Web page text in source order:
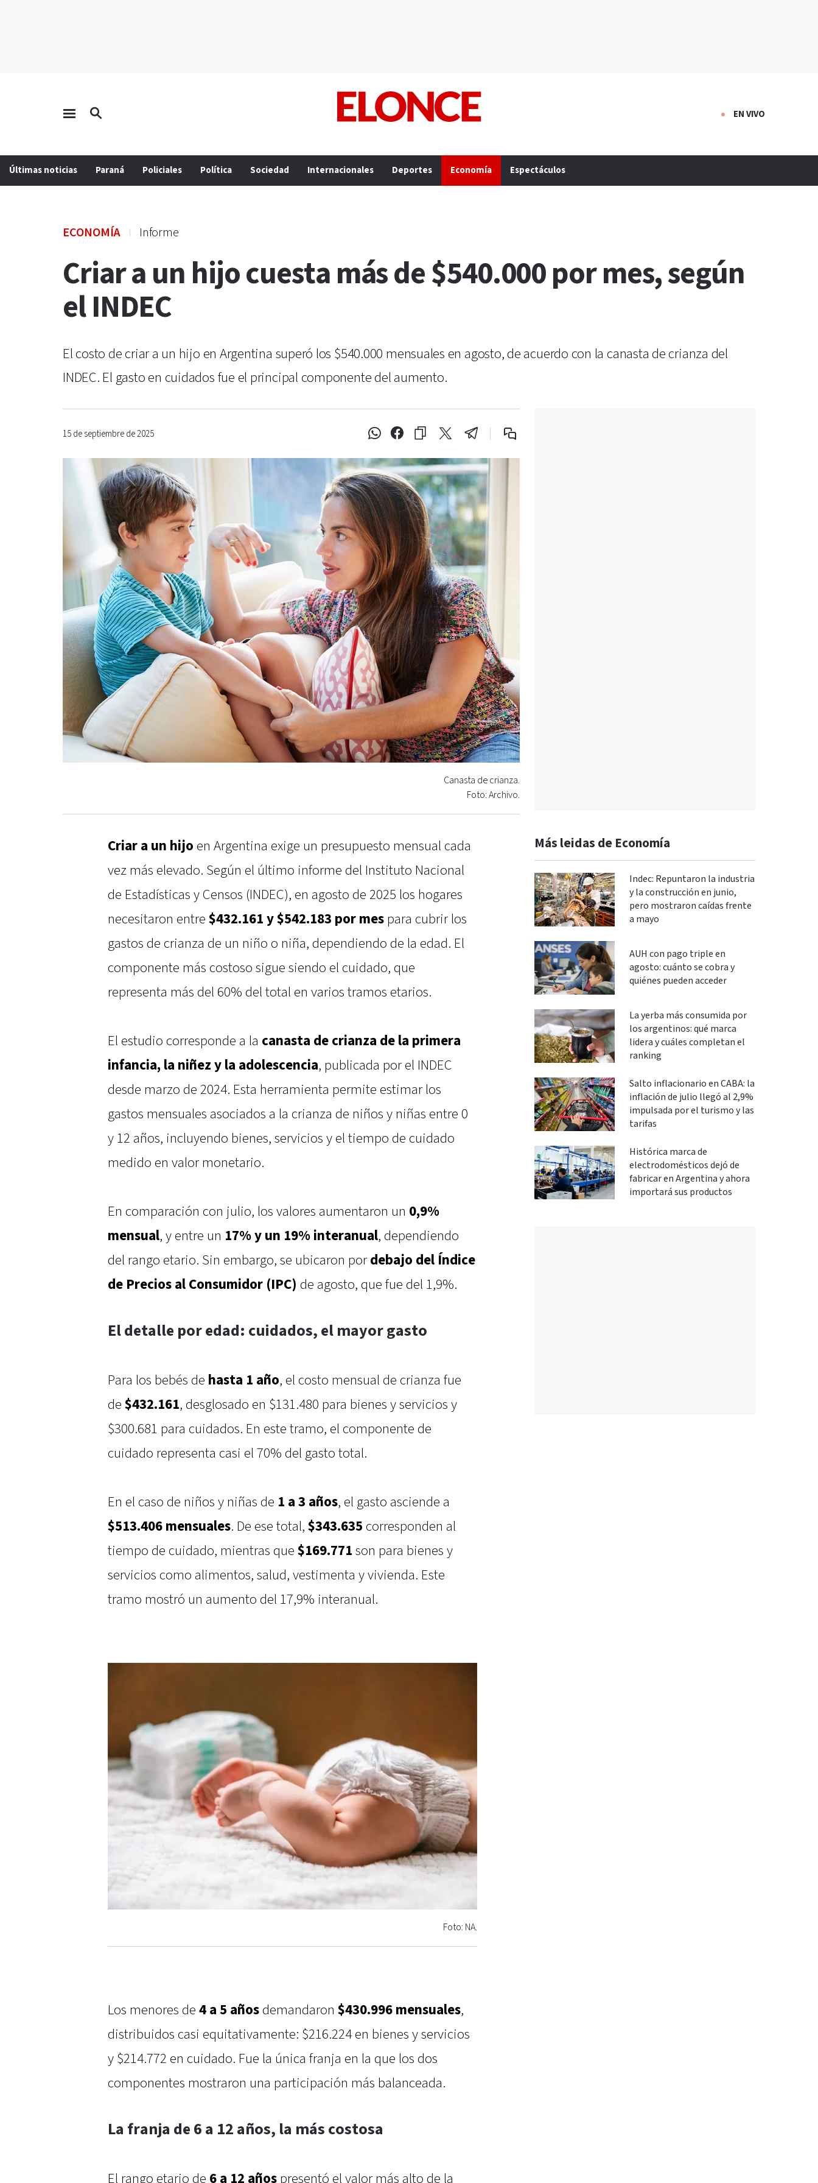
EN VIVO
Últimas noticias Paraná Policiales Política Sociedad Internacionales Deportes Economía Espectáculos
ECONOMÍA Informe
Criar a un hijo cuesta más de $540.000 por mes, según
el INDEC
El costo de criar a un hijo en Argentina superó los $540.000 mensuales en agosto, de acuerdo con la canasta de crianza del
INDEC. El gasto en cuidados fue el principal componente del aumento.
15 de septiembre de 2025
Canasta de crianza.
Foto: Archivo.
Criar a un hijo en Argentina exige un presupuesto mensual cada
vez más elevado. Según el último informe del Instituto Nacional
de Estadísticas y Censos (INDEC), en agosto de 2025 los hogares
necesitaron entre $432.161 y $542.183 por mes para cubrir los
gastos de crianza de un niño o niña, dependiendo de la edad. El
componente más costoso sigue siendo el cuidado, que
representa más del 60% del total en varios tramos etarios.
El estudio corresponde a la canasta de crianza de la primera
infancia, la niñez y la adolescencia, publicada por el INDEC
desde marzo de 2024. Esta herramienta permite estimar los
gastos mensuales asociados a la crianza de niños y niñas entre 0
y 12 años, incluyendo bienes, servicios y el tiempo de cuidado
medido en valor monetario.
En comparación con julio, los valores aumentaron un 0,9%
mensual, y entre un 17% y un 19% interanual, dependiendo
del rango etario. Sin embargo, se ubicaron pordebajo del Índice
de Precios al Consumidor (IPC) de agosto, que fue del 1,9%.
El detalle por edad: cuidados, el mayor gasto
Para los bebés de hasta 1 año, el costo mensual de crianza fue
de $432.161, desglosado en $131.480 para bienes y servicios y
$300.681 para cuidados. En este tramo, el componente de
cuidado representa casi el 70% del gasto total.
En el caso de niños y niñas de 1 a 3 años, el gasto asciende a
$513.406 mensuales. De ese total, $343.635 corresponden al
tiempo de cuidado, mientras que $169.771 son para bienes y
servicios como alimentos, salud, vestimenta y vivienda. Este
tramo mostró un aumento del 17,9% interanual.
Foto: NA.
Los menores de 4 a 5 añosdemandaron $430.996 mensuales,
distribuidos casi equitativamente: $216.224 en bienes y servicios
y $214.772 en cuidado. Fue la única franja en la que los dos
componentes mostraron una participación más balanceada.
La franja de 6 a 12 años, la más costosa
El rango etario de 6 a 12 años presentó el valor más alto de la
Más leidas de Economía
Indec: Repuntaron la industria
y la construcción en junio,
pero mostraron caídas frente
a mayo
AUH con pago triple en
agosto: cuánto se cobra y
quiénes pueden acceder
La yerba más consumida por
los argentinos: qué marca
lidera y cuáles completan el
ranking
Salto inflacionario en CABA: la
inflación de julio llegó al 2,9%
impulsada por el turismo y las
tarifas
Histórica marca de
electrodomésticos dejó de
fabricar en Argentina y ahora
importará sus productos